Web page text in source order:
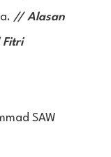
// Alasan
Fitri
SAW